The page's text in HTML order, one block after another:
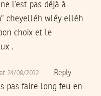
l’est pas déjà à
cheyelléh wléy elléh
choix et le
.
24/09/2012 Reply
pas faire long feu en